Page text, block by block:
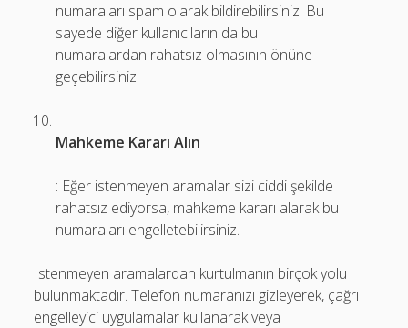
numaraları spam olarak bildirebilirsiniz. Bu
sayede diğer kullanıcıların da bu
numaralardan rahatsız olmasının önüne
geçebilirsiniz.
Mahkeme Kararı Alın
: Eğer istenmeyen aramalar sizi ciddi şekilde
rahatsız ediyorsa, mahkeme kararı alarak bu
numaraları engelletebilirsiniz.
Istenmeyen aramalardan kurtulmanın birçok yolu
bulunmaktadır. Telefon numaranızı gizleyerek, çağrı
engelleyici uygulamalar kullanarak veya